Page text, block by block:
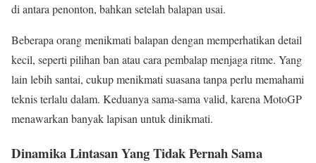
di antara penonton, bahkan setelah balapan usai.
Beberapa orang menikmati balapan dengan memperhatikan detail
kecil, seperti pilihan ban atau cara pembalap menjaga ritme. Yang
lain lebih santai, cukup menikmati suasana tanpa perlu memahami
teknis terlalu dalam. Keduanya sama-sama valid, karena MotoGP
menawarkan banyak lapisan untuk dinikmati.
Dinamika Lintasan Yang Tidak Pernah Sama